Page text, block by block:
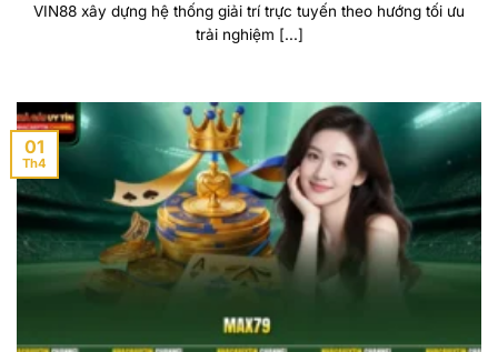
VIN88 xây dựng hệ thống giải trí trực tuyến theo hướng tối ưu
trải nghiệm [...]
01
Th4